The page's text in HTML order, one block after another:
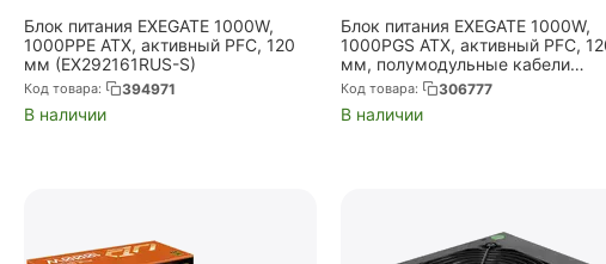
Блок питания EXEGATE 1000W,
1000PPE ATX, активный PFC, 120
мм (EX292161RUS-S)
Код товара: 394971
В наличии
Блок питания EXEGATE 1000W,
1000PGS ATX, активный PFC,
мм, полумодульные кабели
(EX285976RUS)
Код товара: 306777
В наличии